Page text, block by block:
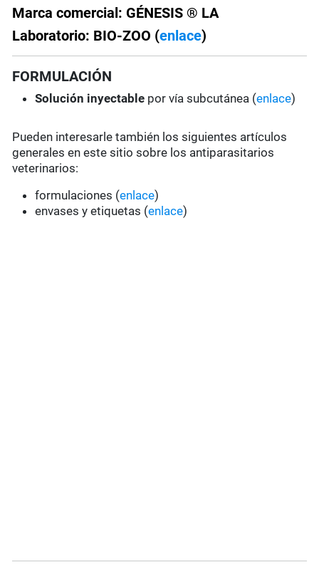
Marca comercial: GÉNESIS ® LA
Laboratorio: BIO-ZOO (enlace)
FORMULACIÓN
Solución inyectable por vía subcutánea (enlace)
Pueden interesarle también los siguientes artículos
generales en este sitio sobre los antiparasitarios
veterinarios:
formulaciones (enlace)
envases y etiquetas (enlace)